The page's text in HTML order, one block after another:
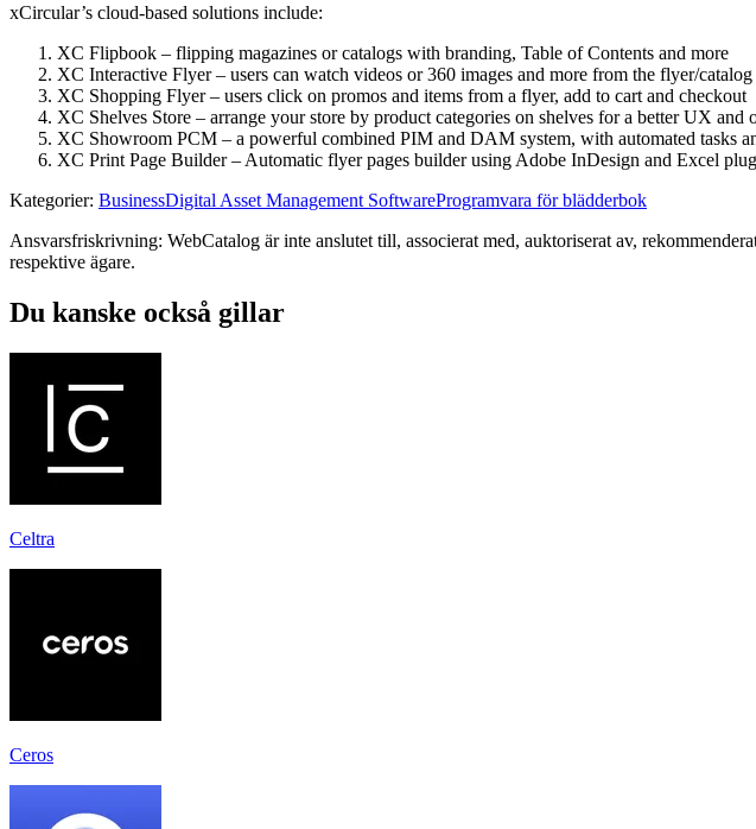
xCircular’s cloud-based solutions include:
XC Flipbook – flipping magazines or catalogs with branding, Table of Contents and more
XC Interactive Flyer – users can watch videos or 360 images and more from the flyer/catalog
XC Shopping Flyer – users click on promos and items from a flyer, add to cart and checkout
XC Shelves Store – arrange your store by product categories on shelves for a better UX and
XC Showroom PCM – a powerful combined PIM and DAM system, with automated tasks
XC Print Page Builder – Automatic flyer pages builder using Adobe InDesign and Excel
Kategorier: BusinessDigital Asset Management SoftwareProgramvara för blädderbok
Ansvarsfriskrivning: WebCatalog är inte anslutet till, associerat med, auktoriserat av,
respektive ägare.
Du kanske också gillar
Celtra
Ceros